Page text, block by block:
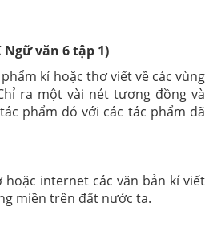
Ngữ văn 6 tập 1)
kí hoặc thơ viết về các vùng
ra một vài nét tương đồng và
phẩm đó với các tác phẩm đã
internet các văn bản kí viết
miền trên đất nước ta.